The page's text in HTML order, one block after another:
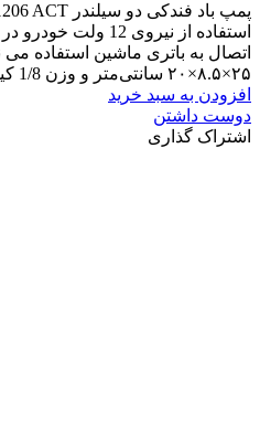
استفاده از نیروی
اتصال به باتری ماشین استفاده می
۲۵×۸.۵×۲۰ سانتی‌متر و وزن 1/8 کیلوگرم به...
افزودن به سبد خرید
دوست داشتن
اشتراک گذاری